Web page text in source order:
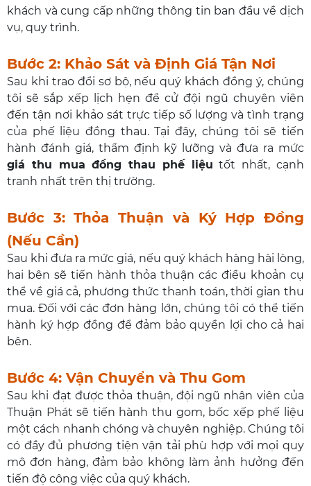
khách và cung cấp những thông tin ban đầu về dịch
vụ, quy trình.
Bước 2: Khảo Sát và Định Giá Tận Nơi
Sau khi trao đổi sơ bộ, nếu quý khách đồng ý, chúng
tôi sẽ sắp xếp lịch hẹn để cử đội ngũ chuyên viên
đến tận nơi khảo sát trực tiếp số lượng và tình trạng
của phế liệu đồng thau. Tại đây, chúng tôi sẽ tiến
hành đánh giá, thẩm định kỹ lưỡng và đưa ra mức
giá thu mua đồng thau phế liệu tốt nhất, cạnh
tranh nhất trên thị trường.
Bước 3: Thỏa Thuận và Ký Hợp Đồng
(Nếu Cần)
Sau khi đưa ra mức giá, nếu quý khách hàng hài lòng,
hai bên sẽ tiến hành thỏa thuận các điều khoản cụ
thể về giá cả, phương thức thanh toán, thời gian thu
mua. Đối với các đơn hàng lớn, chúng tôi có thể tiến
hành ký hợp đồng để đảm bảo quyền lợi cho cả hai
bên.
Bước 4: Vận Chuyển và Thu Gom
Sau khi đạt được thỏa thuận, đội ngũ nhân viên của
Thuận Phát sẽ tiến hành thu gom, bốc xếp phế liệu
một cách nhanh chóng và chuyên nghiệp. Chúng tôi
có đầy đủ phương tiện vận tải phù hợp với mọi quy
mô đơn hàng, đảm bảo không làm ảnh hưởng đến
tiến độ công việc của quý khách.